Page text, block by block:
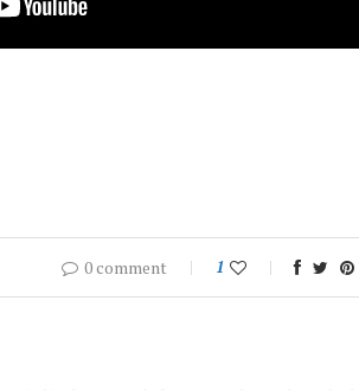
0 comment 1